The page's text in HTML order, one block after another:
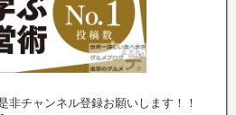
非チャンネル登録お願いします！！